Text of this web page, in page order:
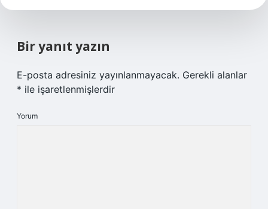
Bir yanıt yazın
E-posta adresiniz yayınlanmayacak. Gerekli alanlar
* ile işaretlenmişlerdir
Yorum